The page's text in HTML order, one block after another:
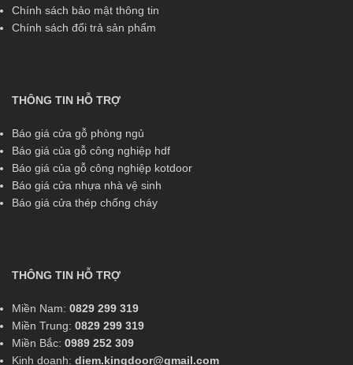
Chính sách bảo mật thông tin
Chính sách đổi trả sản phẩm
THÔNG TIN HỖ TRỢ
Báo giá cửa gỗ phòng ngủ
Báo giá của gỗ công nghiệp hdf
Báo giá của gỗ công nghiệp kotdoor
Báo giá cửa nhựa nhà vệ sinh
Báo giá cửa thép chống cháy
THÔNG TIN HỖ TRỢ
Miền Nam: 0829 299 319
Miền Trung: 0829 299 319
Miền Bắc: 0989 252 309
Kinh doanh: diem.kingdoor@gmail.com